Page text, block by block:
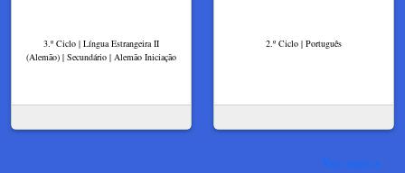
3.º Ciclo | Língua Estrangeira II
(Alemão) | Secundário | Alemão Iniciação
2.º Ciclo | Português
Ver mais